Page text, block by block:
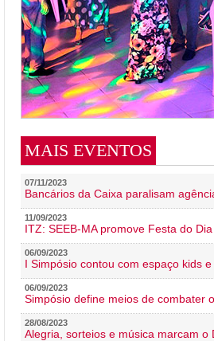
MAIS EVENTOS
07/11/2023
Bancários da Caixa paralisam
11/09/2023
ITZ: SEEB-MA promove Festa do
06/09/2023
I Simpósio contou com espaço kids
06/09/2023
Simpósio define meios de combater
28/08/2023
Alegria, sorteios e música marcam o